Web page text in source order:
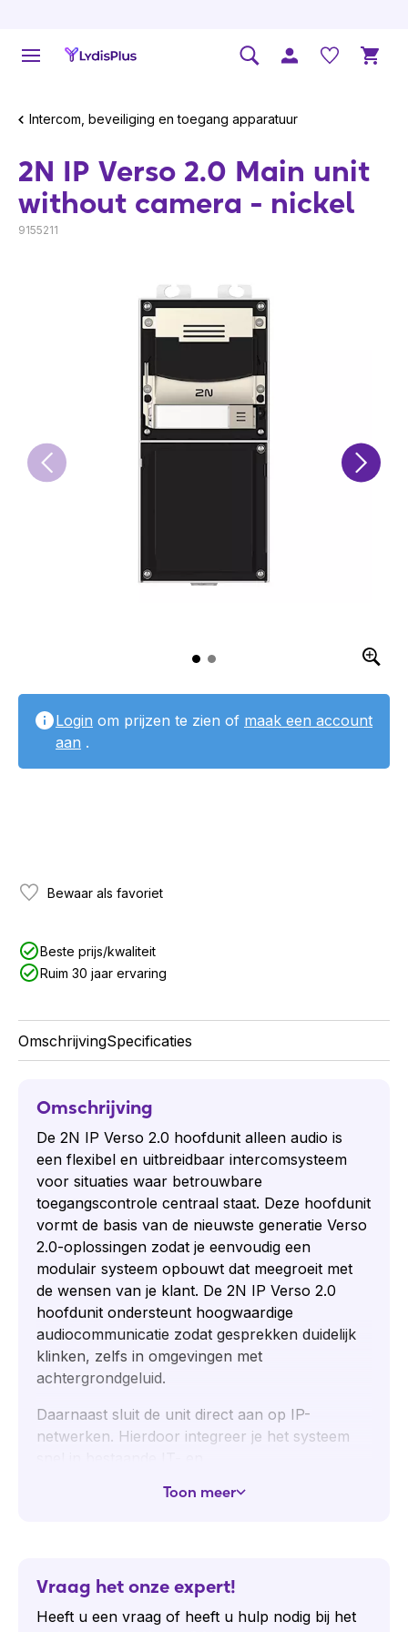
Intercom, beveiliging en toegang apparatuur
2N IP Verso 2.0 Main unit
without camera - nickel
9155211
Login om prijzen te zien of maak een account
aan .
Bewaar als favoriet
Beste prijs/kwaliteit
Ruim 30 jaar ervaring
OmschrijvingSpecificaties
Omschrijving
De 2N IP Verso 2.0 hoofdunit alleen audio is
een flexibel en uitbreidbaar intercomsysteem
voor situaties waar betrouwbare
toegangscontrole centraal staat. Deze hoofdunit
vormt de basis van de nieuwste generatie Verso
2.0-oplossingen zodat je eenvoudig een
modulair systeem opbouwt dat meegroeit met
de wensen van je klant. De 2N IP Verso 2.0
hoofdunit ondersteunt hoogwaardige
audiocommunicatie zodat gesprekken duidelijk
klinken, zelfs in omgevingen met
achtergrondgeluid.
Daarnaast sluit de unit direct aan op IP-
netwerken. Hierdoor integreer je het systeem
beheer je alle functies overzichtelijk zodat
lezer of touchscreen. Hierdoor creëer je een
oplossing die past bij uiteenlopende projecten.
Toon meer
Vraag het onze expert!
Heeft u een vraag of heeft u hulp nodig bij het